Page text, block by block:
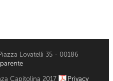
Lovatelli 35 - 00186
Capitolina 2017 Privacy